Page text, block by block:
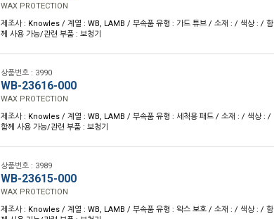
WAX PROTECTION
제조사 : Knowles / 계열 : WB, LAMB / 부속품 유형 : 가드 튜브 / 소재 : / 색상 : / 함
께 사용 가능/관련 부품 : 보청기
상품번호 : 3990
WB-23616-000
WAX PROTECTION
제조사 : Knowles / 계열 : WB, LAMB / 부속품 유형 : 세척용 패드 / 소재 : / 색상 : /
함께 사용 가능/관련 부품 : 보청기
상품번호 : 3989
WB-23615-000
WAX PROTECTION
제조사 : Knowles / 계열 : WB, LAMB / 부속품 유형 : 왁스 보호 / 소재 : / 색상 : / 함